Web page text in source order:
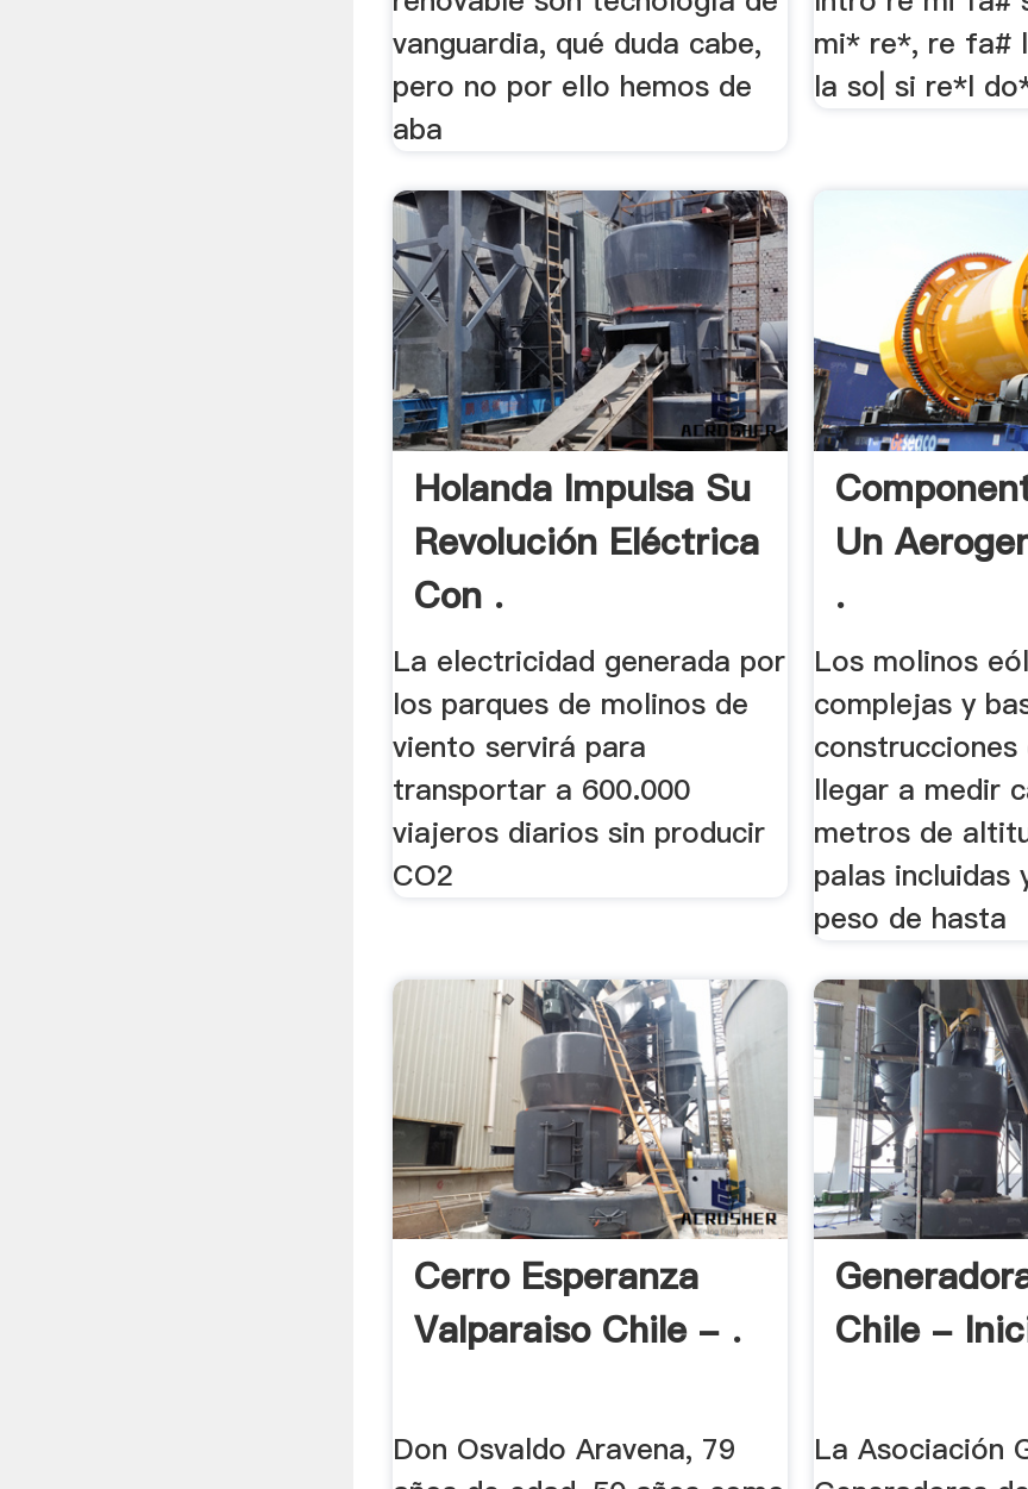
vanguardia, qué duda cabe,
pero no por ello hemos de
aba
mi* re*, re fa#
la so| si re*l
Holanda Impulsa Su
Revolución Eléctrica
Con .
La electricidad generada por
los parques de molinos de
viento servirá para
transportar a 600.000
viajeros diarios sin producir
CO2
Un
.
Los molinos
complejas y
construcciones
llegar a medir
metros de
palas incluidas
peso de hasta
Cerro Esperanza
Valparaiso Chile - .
Don Osvaldo Aravena, 79
Chile -
La Asociación